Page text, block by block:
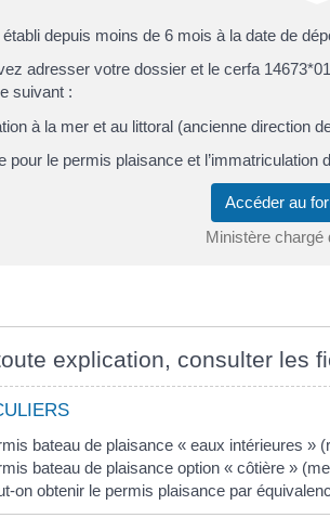
depuis moins de 6 mois à la date de
adresser votre dossier et le cerfa
suivant :
à la mer et au littoral (ancienne direction
pour le permis plaisance et l’immatriculation
Accéder au
Ministère chargé
explication, consulter les
bateau de plaisance « eaux intérieures »
bateau de plaisance option « côtière »
on obtenir le permis plaisance par